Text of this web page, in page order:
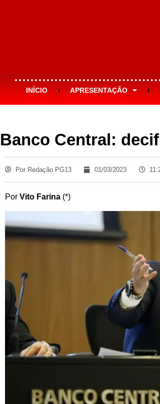
INÍCIO APRESENTAÇÃO
Banco Central:
Por Redação PG13 01/03/2023
Por Vito Farina (*)